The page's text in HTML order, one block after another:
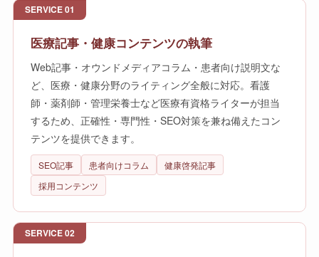
SERVICE 01
医療記事・健康コンテンツの執筆
Web記事・オウンドメディアコラム・患者向け説明文な
ど、医療・健康分野のライティング全般に対応。看護
師・薬剤師・管理栄養士など医療有資格ライターが担当
するため、正確性・専門性・SEO対策を兼ね備えたコン
テンツを提供できます。
SEO記事 患者向けコラム
健康啓発記事
採用コンテンツ
SERVICE 02